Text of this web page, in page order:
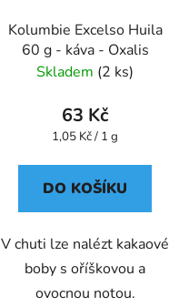
Kolumbie Excelso Huila
60 g - káva - Oxalis
Skladem (2 ks)
63 Kč
Měrná
1,05 Kč / 1 g
DO KOŠÍKU
V chuti lze nalézt kakaové
boby s oříškovou a
ovocnou notou.